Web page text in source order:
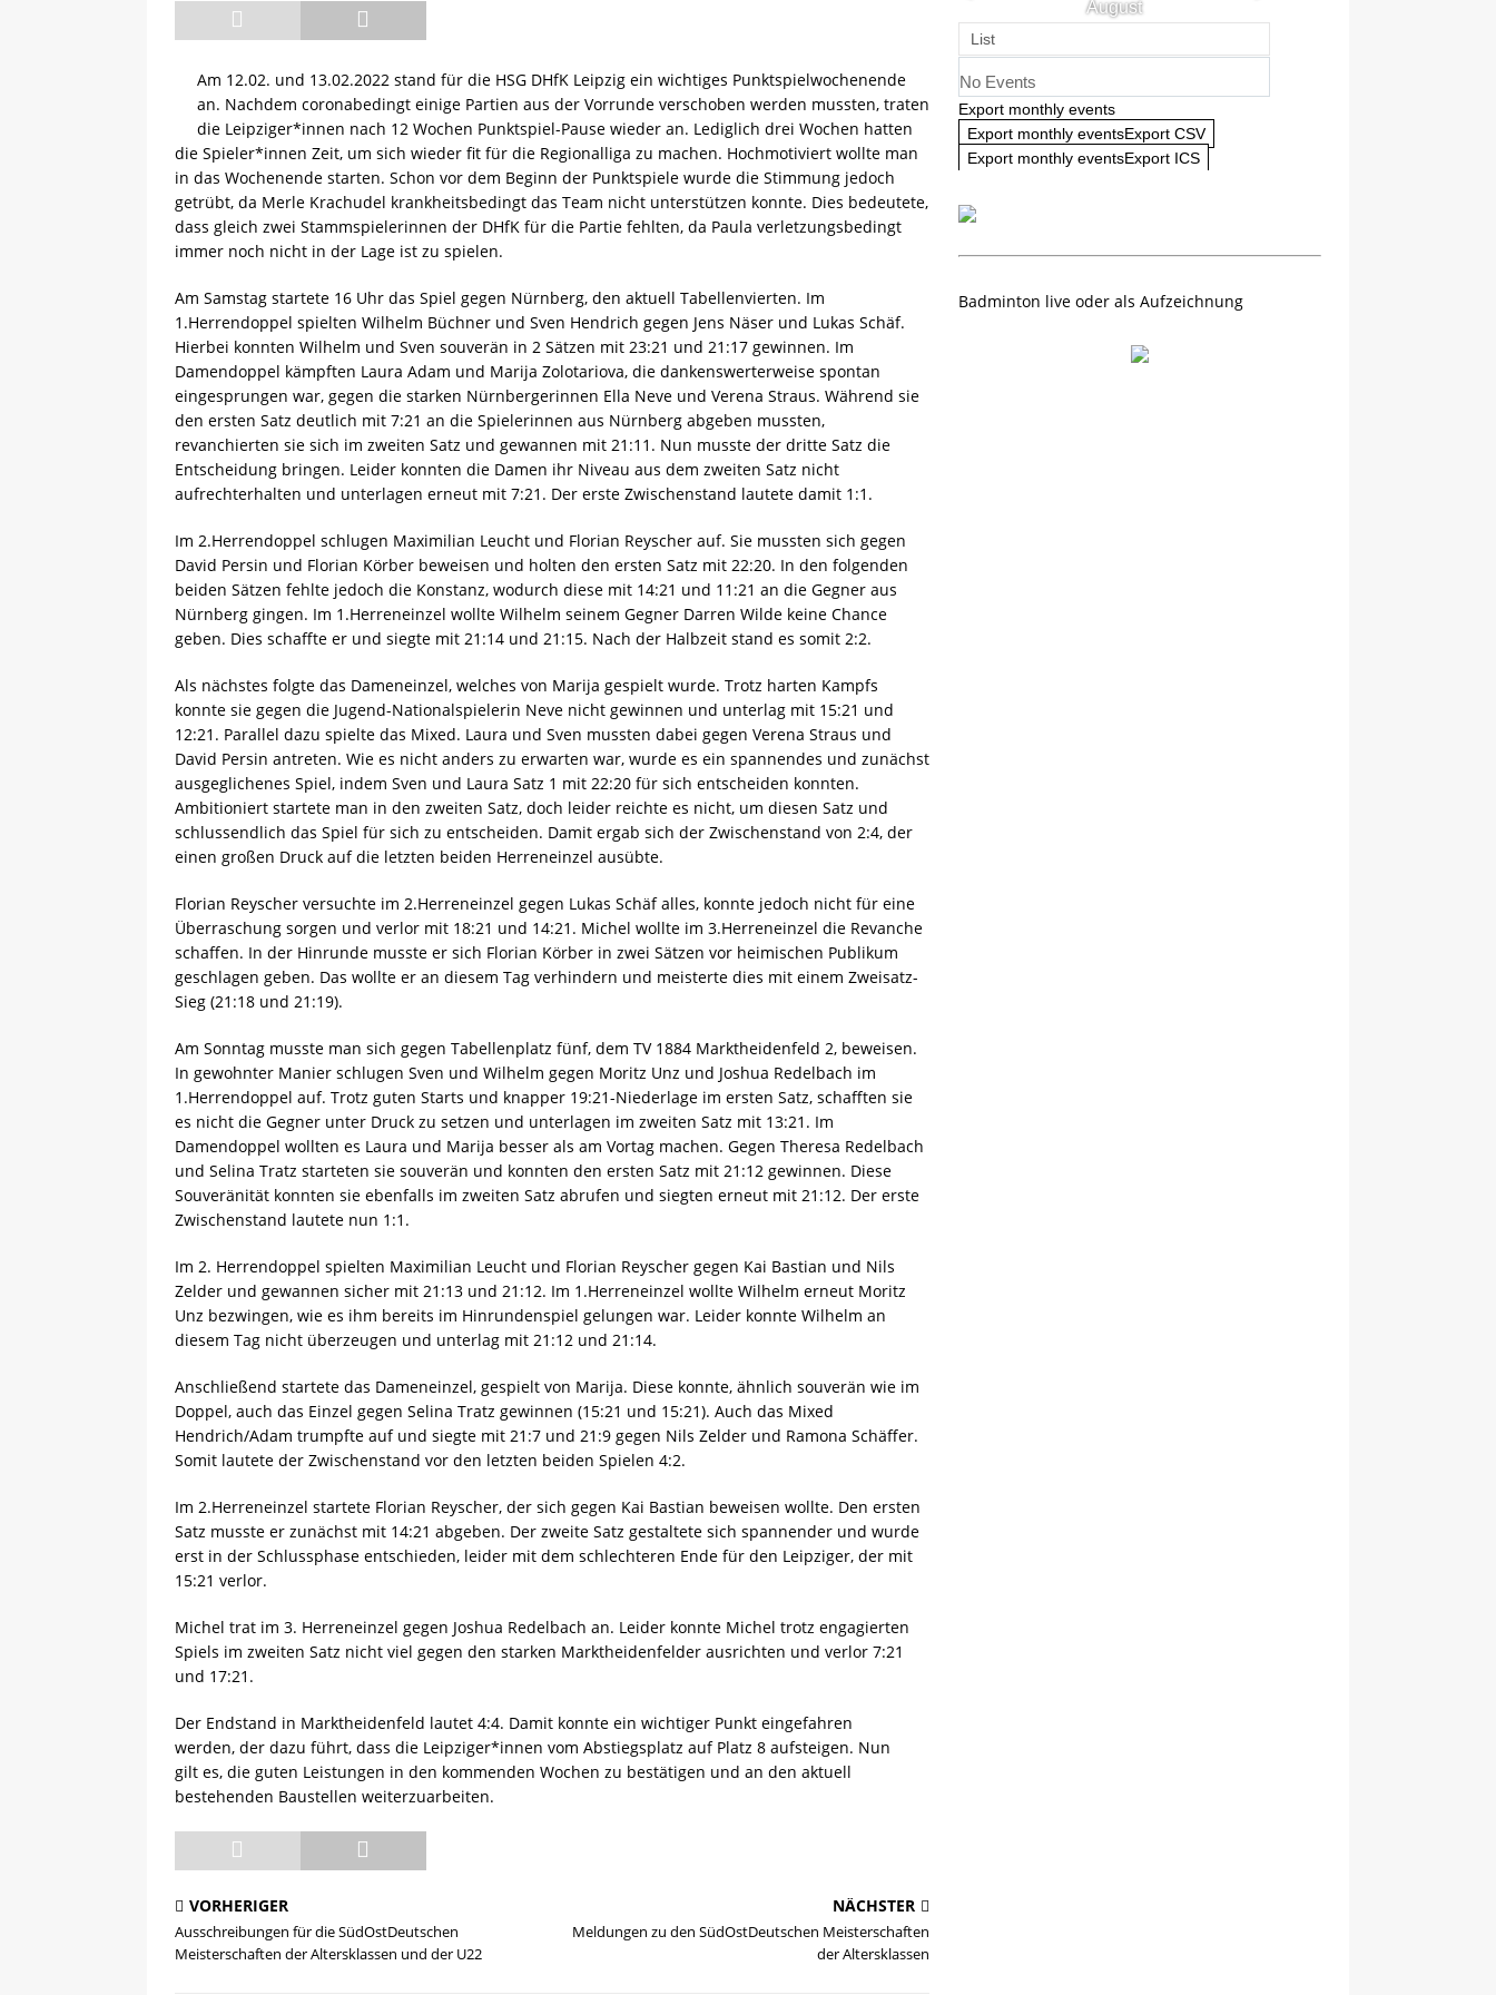
[ 08.05.2025 ]
Am 12.02. und 13.02.2022 stand für die HSG DHfK Leipzig ein wichtiges Punktspielwochenende
an. Nachdem coronabedingt einige Partien aus der Vorrunde verschoben werden mussten, traten
die Leipziger*innen nach 12 Wochen Punktspiel-Pause wieder an. Lediglich drei Wochen hatten
die Spieler*innen Zeit, um sich wieder fit für die Regionalliga zu machen. Hochmotiviert wollte man
in das Wochenende starten. Schon vor dem Beginn der Punktspiele wurde die Stimmung jedoch
getrübt, da Merle Krachudel krankheitsbedingt das Team nicht unterstützen konnte. Dies bedeutete,
dass gleich zwei Stammspielerinnen der DHfK für die Partie fehlten, da Paula verletzungsbedingt
immer noch nicht in der Lage ist zu spielen.
Am Samstag startete 16 Uhr das Spiel gegen Nürnberg, den aktuell Tabellenvierten. Im
1.Herrendoppel spielten Wilhelm Büchner und Sven Hendrich gegen Jens Näser und Lukas Schäf.
Hierbei konnten Wilhelm und Sven souverän in 2 Sätzen mit 23:21 und 21:17 gewinnen. Im
Damendoppel kämpften Laura Adam und Marija Zolotariova, die dankenswerterweise spontan
eingesprungen war, gegen die starken Nürnbergerinnen Ella Neve und Verena Straus. Während sie
den ersten Satz deutlich mit 7:21 an die Spielerinnen aus Nürnberg abgeben mussten,
revanchierten sie sich im zweiten Satz und gewannen mit 21:11. Nun musste der dritte Satz die
Entscheidung bringen. Leider konnten die Damen ihr Niveau aus dem zweiten Satz nicht
aufrechterhalten und unterlagen erneut mit 7:21. Der erste Zwischenstand lautete damit 1:1.
Im 2.Herrendoppel schlugen Maximilian Leucht und Florian Reyscher auf. Sie mussten sich gegen
David Persin und Florian Körber beweisen und holten den ersten Satz mit 22:20. In den folgenden
beiden Sätzen fehlte jedoch die Konstanz, wodurch diese mit 14:21 und 11:21 an die Gegner aus
Nürnberg gingen. Im 1.Herreneinzel wollte Wilhelm seinem Gegner Darren Wilde keine Chance
geben. Dies schaffte er und siegte mit 21:14 und 21:15. Nach der Halbzeit stand es somit 2:2.
Als nächstes folgte das Dameneinzel, welches von Marija gespielt wurde. Trotz harten Kampfs
konnte sie gegen die Jugend-Nationalspielerin Neve nicht gewinnen und unterlag mit 15:21 und
12:21. Parallel dazu spielte das Mixed. Laura und Sven mussten dabei gegen Verena Straus und
David Persin antreten. Wie es nicht anders zu erwarten war, wurde es ein spannendes und zunächst
ausgeglichenes Spiel, indem Sven und Laura Satz 1 mit 22:20 für sich entscheiden konnten.
Ambitioniert startete man in den zweiten Satz, doch leider reichte es nicht, um diesen Satz und
schlussendlich das Spiel für sich zu entscheiden. Damit ergab sich der Zwischenstand von 2:4, der
einen großen Druck auf die letzten beiden Herreneinzel ausübte.
Florian Reyscher versuchte im 2.Herreneinzel gegen Lukas Schäf alles, konnte jedoch nicht für eine
Überraschung sorgen und verlor mit 18:21 und 14:21. Michel wollte im 3.Herreneinzel die Revanche
schaffen. In der Hinrunde musste er sich Florian Körber in zwei Sätzen vor heimischen Publikum
geschlagen geben. Das wollte er an diesem Tag verhindern und meisterte dies mit einem Zweisatz-
Sieg (21:18 und 21:19).
Am Sonntag musste man sich gegen Tabellenplatz fünf, dem TV 1884 Marktheidenfeld 2, beweisen.
In gewohnter Manier schlugen Sven und Wilhelm gegen Moritz Unz und Joshua Redelbach im
1.Herrendoppel auf. Trotz guten Starts und knapper 19:21-Niederlage im ersten Satz, schafften sie
es nicht die Gegner unter Druck zu setzen und unterlagen im zweiten Satz mit 13:21. Im
Damendoppel wollten es Laura und Marija besser als am Vortag machen. Gegen Theresa Redelbach
und Selina Tratz starteten sie souverän und konnten den ersten Satz mit 21:12 gewinnen. Diese
Souveränität konnten sie ebenfalls im zweiten Satz abrufen und siegten erneut mit 21:12. Der erste
Zwischenstand lautete nun 1:1.
Im 2. Herrendoppel spielten Maximilian Leucht und Florian Reyscher gegen Kai Bastian und Nils
Zelder und gewannen sicher mit 21:13 und 21:12. Im 1.Herreneinzel wollte Wilhelm erneut Moritz
Unz bezwingen, wie es ihm bereits im Hinrundenspiel gelungen war. Leider konnte Wilhelm an
diesem Tag nicht überzeugen und unterlag mit 21:12 und 21:14.
Anschließend startete das Dameneinzel, gespielt von Marija. Diese konnte, ähnlich souverän wie im
Doppel, auch das Einzel gegen Selina Tratz gewinnen (15:21 und 15:21). Auch das Mixed
Hendrich/Adam trumpfte auf und siegte mit 21:7 und 21:9 gegen Nils Zelder und Ramona Schäffer.
Somit lautete der Zwischenstand vor den letzten beiden Spielen 4:2.
Im 2.Herreneinzel startete Florian Reyscher, der sich gegen Kai Bastian beweisen wollte. Den ersten
Satz musste er zunächst mit 14:21 abgeben. Der zweite Satz gestaltete sich spannender und wurde
erst in der Schlussphase entschieden, leider mit dem schlechteren Ende für den Leipziger, der mit
15:21 verlor.
Michel trat im 3. Herreneinzel gegen Joshua Redelbach an. Leider konnte Michel trotz engagierten
Spiels im zweiten Satz nicht viel gegen den starken Marktheidenfelder ausrichten und verlor 7:21
und 17:21.
Der Endstand in Marktheidenfeld lautet 4:4. Damit konnte ein wichtiger Punkt eingefahren
werden, der dazu führt, dass die Leipziger*innen vom Abstiegsplatz auf Platz 8 aufsteigen. Nun
gilt es, die guten Leistungen in den kommenden Wochen zu bestätigen und an den aktuell
bestehenden Baustellen weiterzuarbeiten.
VORHERIGER
Ausschreibungen für die SüdOstDeutschen
Meisterschaften der Altersklassen und der U22
NÄCHSTER
Meldungen zu den SüdOstDeutschen Meisterschaften
der Altersklassen
August
List
No Events
Export monthly events
Export monthly eventsExport CSV
Export monthly eventsExport ICS
Badminton live oder als Aufzeichnung